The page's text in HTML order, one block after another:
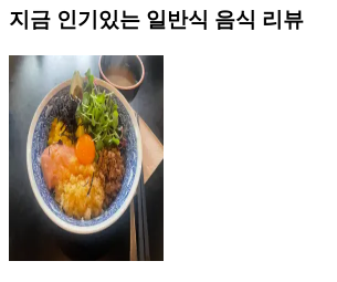
지금 인기있는 일반식 음식 리뷰